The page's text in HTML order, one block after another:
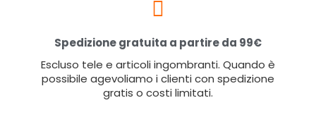
Spedizione gratuita a partire da 99€
Escluso tele e articoli ingombranti. Quando è
possibile agevoliamo i clienti con spedizione
gratis o costi limitati.